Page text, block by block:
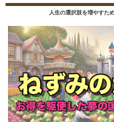
人生の選択肢を増やすた